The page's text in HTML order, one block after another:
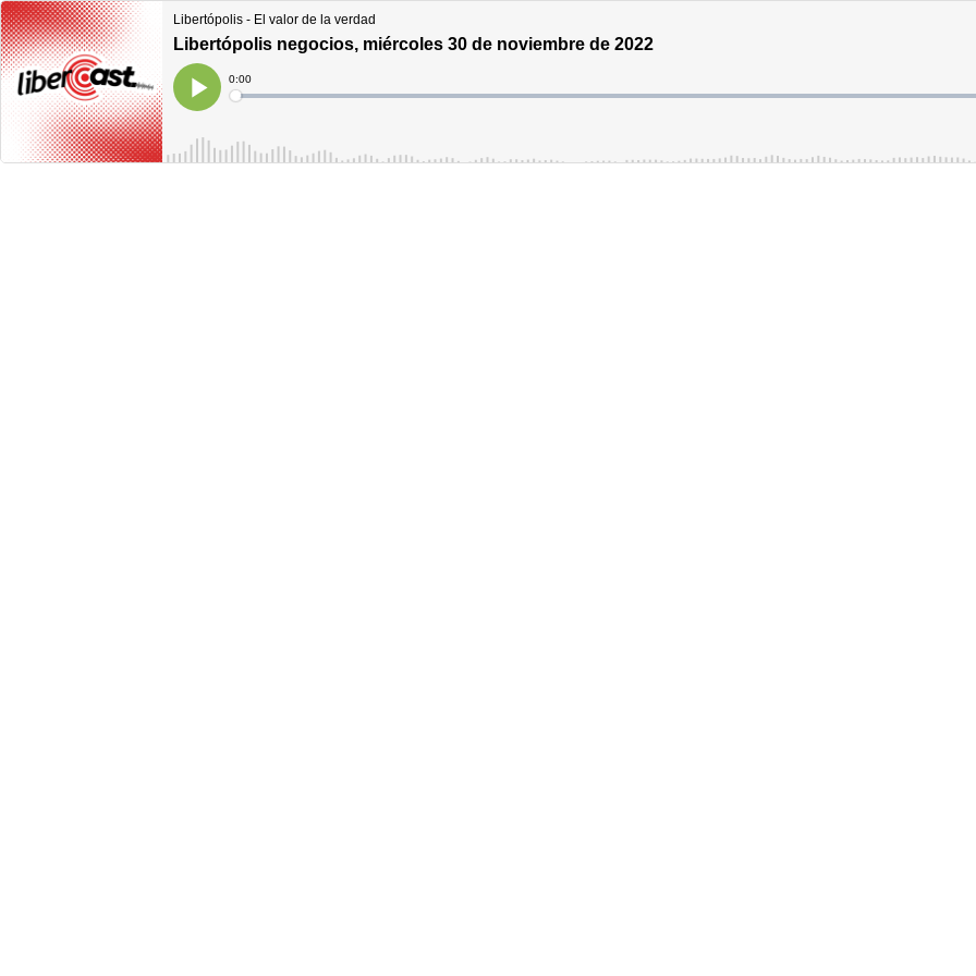
Libertópolis - El valor de la verdad
Libertópolis negocios, miércoles 30 de noviembre de 2022
Play
Current
Time
0:00
Loaded: